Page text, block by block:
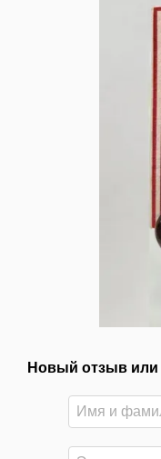
Новый отзыв или